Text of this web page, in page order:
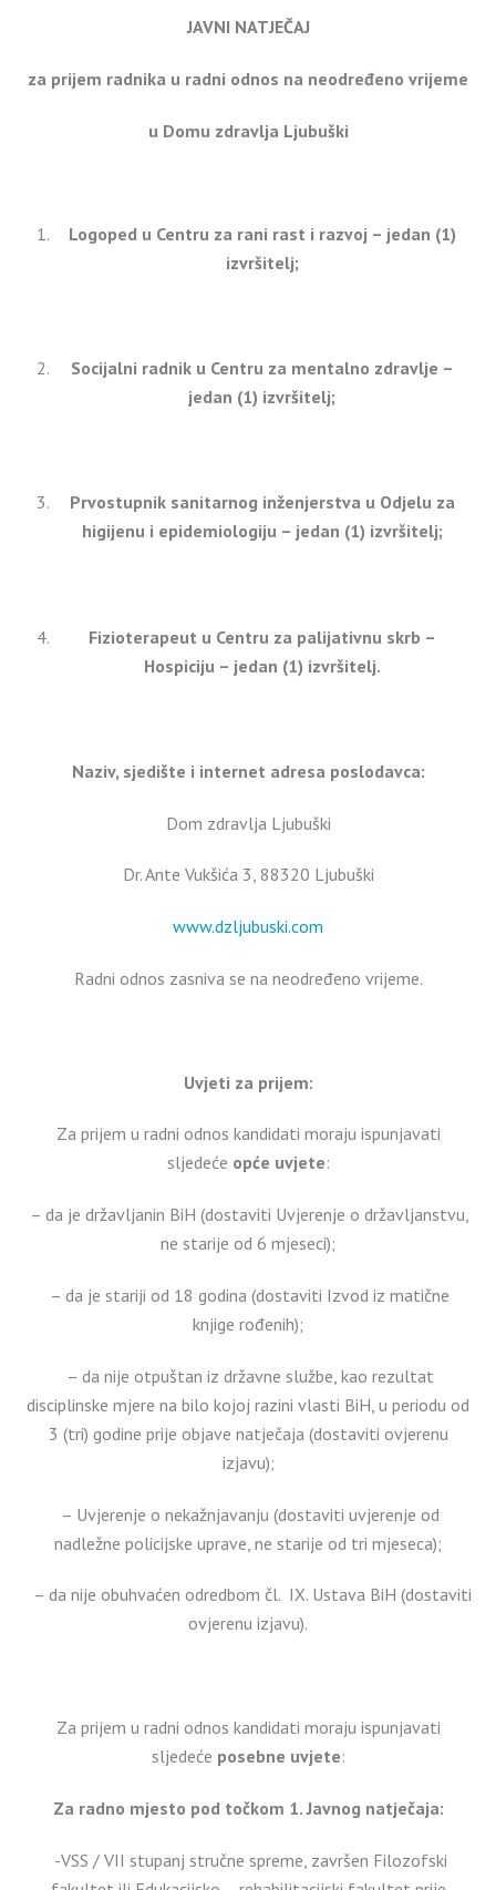
JAVNI NATJEČAJ
za prijem radnika u radni odnos na neodređeno vrijeme
u Domu zdravlja Ljubuški
Logoped u Centru za rani rast i razvoj – jedan (1)
izvršitelj;
Socijalni radnik u Centru za mentalno zdravlje –
jedan (1) izvršitelj;
Prvostupnik sanitarnog inženjerstva u Odjelu za
higijenu i epidemiologiju – jedan (1) izvršitelj;
Fizioterapeut u Centru za palijativnu skrb –
Hospiciju – jedan (1) izvršitelj.
Naziv, sjedište i internet adresa poslodavca:
Dom zdravlja Ljubuški
Dr. Ante Vukšića 3, 88320 Ljubuški
www.dzljubuski.com
Radni odnos zasniva se na neodređeno vrijeme.
Uvjeti za prijem:
Za prijem u radni odnos kandidati moraju ispunjavati
sljedeće opće uvjete:
– da je državljanin BiH (dostaviti Uvjerenje o državljanstvu,
ne starije od 6 mjeseci);
– da je stariji od 18 godina (dostaviti Izvod iz matične
knjige rođenih);
– da nije otpuštan iz državne službe, kao rezultat
disciplinske mjere na bilo kojoj razini vlasti BiH, u periodu od
3 (tri) godine prije objave natječaja (dostaviti ovjerenu
izjavu);
– Uvjerenje o nekažnjavanju (dostaviti uvjerenje od
nadležne policijske uprave, ne starije od tri mjeseca);
– da nije obuhvaćen odredbom čl. IX. Ustava BiH (dostaviti
ovjerenu izjavu).
Za prijem u radni odnos kandidati moraju ispunjavati
sljedeće posebne uvjete:
Za radno mjesto pod točkom 1. Javnog natječaja:
-VSS / VII stupanj stručne spreme, završen Filozofski